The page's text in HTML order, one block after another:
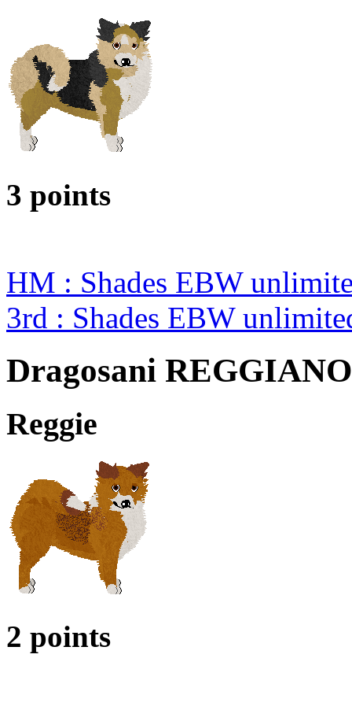
3 points
HM : Shades EBW
3rd : Shades EBW
Dragosani REGGIANO
Reggie
2 points